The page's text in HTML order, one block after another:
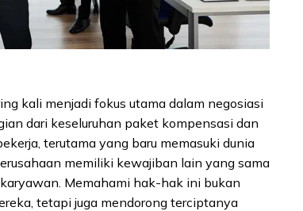
kali menjadi fokus utama dalam negosiasi
dari keseluruhan paket kompensasi dan
terutama yang baru memasuki dunia
memiliki kewajiban lain yang sama
Memahami hak-hak ini bukan
tetapi juga mendorong terciptanya